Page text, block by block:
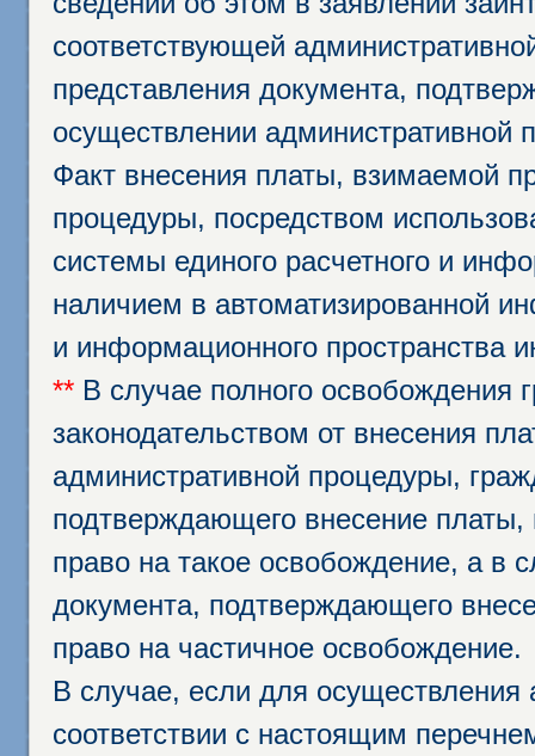
соответствующей
представления документа,
осуществлении административной
Факт внесения платы, взимаемой
процедуры, посредством
системы единого расчетного и
наличием в автоматизированной
и информационного пространства
** В случае полного освобождения
законодательством от внесения
административной процедуры,
подтверждающего внесение
право на такое освобождение, а в
документа, подтверждающего
право на частичное освобождение.
В случае, если для осуществления
соответствии с настоящим